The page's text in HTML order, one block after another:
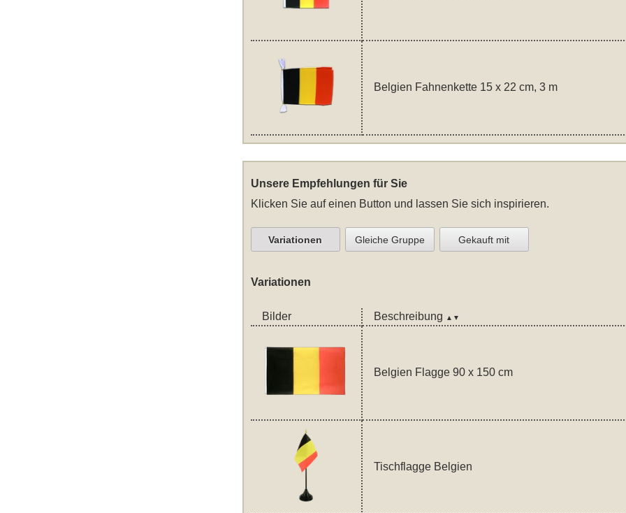
Belgien Fahnenkette 15 x 22 cm, 3 m
Unsere Empfehlungen für Sie
Klicken Sie auf einen Button und lassen Sie sich inspirieren.
Variationen Gleiche Gruppe Gekauft mit
Variationen
Bilder Beschreibung ▲▼
Belgien Flagge 90 x 150 cm
Tischflagge Belgien